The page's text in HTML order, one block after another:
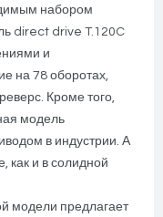
набором
direct drive T.120C
и
на 78 оборотах,
Кроме того,
модель
в индустрии. А
как и в солидной
модели предлагает